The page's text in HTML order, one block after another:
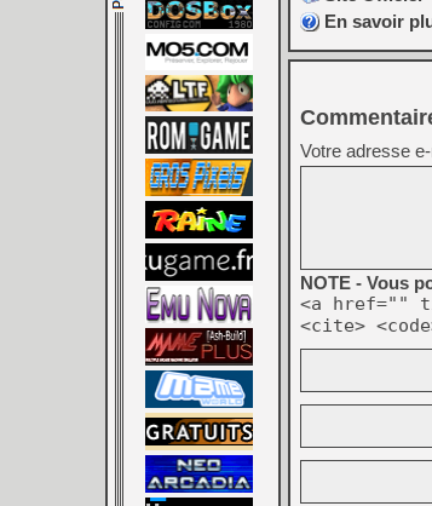
En savoir
Votre adresse
NOTE - Vous
<a href=""
<cite>